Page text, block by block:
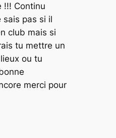
!!! Continu
sais pas si il
club mais si
tu mettre un
ou tu
merci pour